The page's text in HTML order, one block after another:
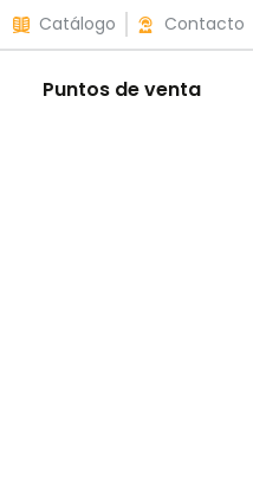
Catálogo Contacto
Puntos de venta